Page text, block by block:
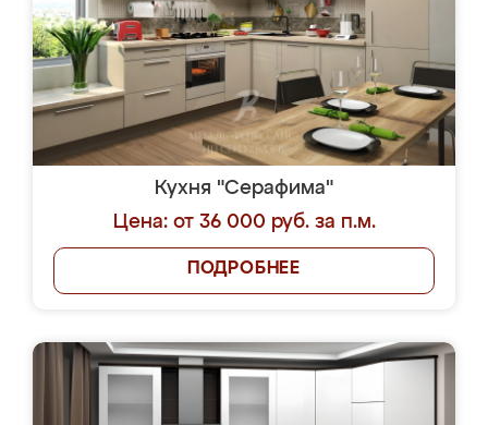
Кухня "Серафима"
Цена: от 36 000 руб. за п.м.
ПОДРОБНЕЕ